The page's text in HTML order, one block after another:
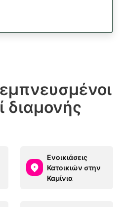
διαμονής
Ενοικιάσεις
Κατοικιών στην
Καμίνια